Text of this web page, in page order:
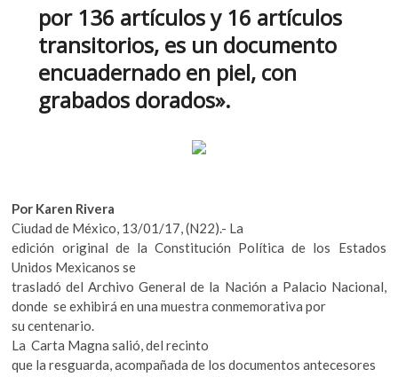
b
o
o
k
er s
A
p
p
por 136 artículos y 16 artículos
transitorios, es un documento
encuadernado en piel, con
grabados dorados».
Por Karen Rivera
Ciudad de México, 13/01/17, (N22).- La
edición original de la Constitución Política de los Estados
Unidos Mexicanos se
trasladó del Archivo General de la Nación a Palacio Nacional,
donde se exhibirá en una muestra conmemorativa por
su centenario.
La Carta Magna salió, del recinto
que la resguarda, acompañada de los documentos antecesores